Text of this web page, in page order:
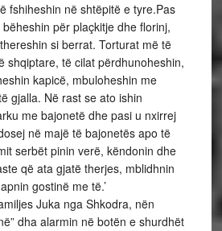
fshiheshin në shtëpitë e tyre.Pas
për plaçkitje dhe florinj,
si berrat. Torturat më të
shqiptare, të cilat përdhunoheshin,
kapicë, mbuloheshin me
gjalla. Në rast se ato ishin
me bajonetë dhe pasi u nxirrej
në majë të bajonetës apo të
serbët pinin verë, këndonin dhe
që ata gjatë therjes, mblidhnin
gostinë me të.’
Juka nga Shkodra, nën
dha alarmin në botën e shurdhët